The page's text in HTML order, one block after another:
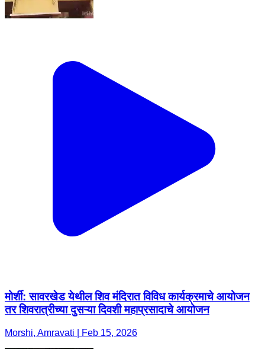
मोर्शी: सावरखेड येथील शिव मंदिरात विविध कार्यक्रमाचे आयोजन
तर शिवरात्रीच्या दुसऱ्या दिवशी महाप्रसादाचे आयोजन
Morshi, Amravati | Feb 15, 2026